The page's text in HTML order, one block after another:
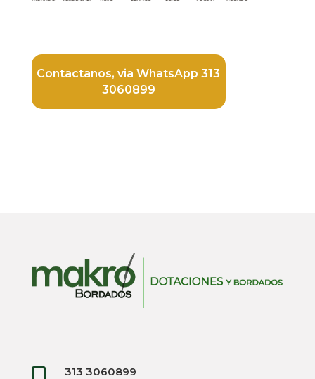
Contactanos, via WhatsApp 313
3060899
313 3060899